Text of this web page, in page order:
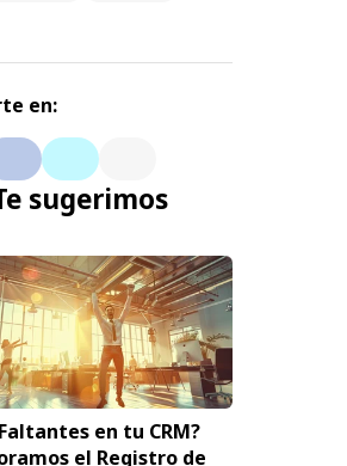
en:
sugerimos
en tu CRM?
el Registro de